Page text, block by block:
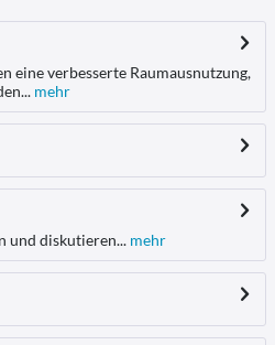
eine verbesserte Raumausnutzung,
mehr
und diskutieren... mehr